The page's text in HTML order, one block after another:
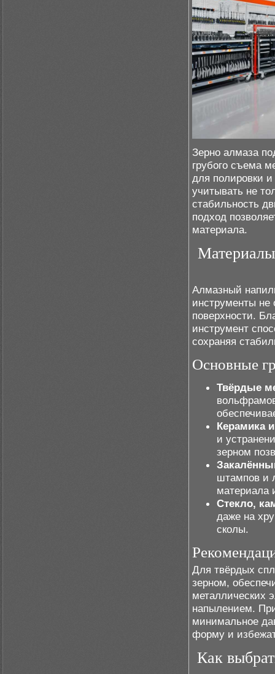
Зерно алмаза
грубого съема
для полировки
учитывать не
стабильность
подход
материала.
Алмазный
инструменты не
поверхности.
инструмент
сохраняя
Основные
Твёрдые
Керамика
и
зерном
штампов и
материала
Стекло,
даже на
сколы.
Для твёрдых
зерном,
металлических
напылением.
минимальное
форму и
Как